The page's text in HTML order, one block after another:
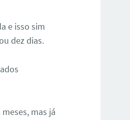
e isso sim
dez dias.
mas já